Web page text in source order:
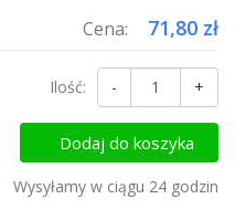
Cena: 71,80 zł
Dodaj do koszyka
Ilość: - +
Wysyłamy w ciągu 24 godzin